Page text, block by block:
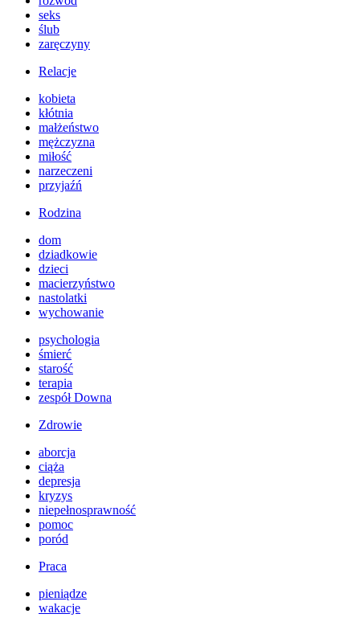
seks
ślub
zaręczyny
Relacje
kobieta
kłótnia
małżeństwo
mężczyzna
miłość
narzeczeni
przyjaźń
Rodzina
dom
dziadkowie
dzieci
macierzyństwo
nastolatki
wychowanie
psychologia
śmierć
starość
terapia
zespół Downa
Zdrowie
aborcja
ciąża
depresja
kryzys
niepełnosprawność
pomoc
poród
Praca
pieniądze
wakacje